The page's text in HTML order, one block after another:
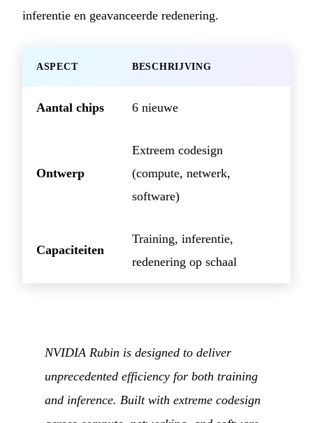
inferentie en geavanceerde redenering.
ASPECT BESCHRIJVING
Aantal chips 6 nieuwe
Ontwerp
Extreem codesign
(compute, netwerk,
software)
Capaciteiten
Training, inferentie,
redenering op schaal
NVIDIA Rubin is designed to deliver
unprecedented efficiency for both training
and inference. Built with extreme codesign